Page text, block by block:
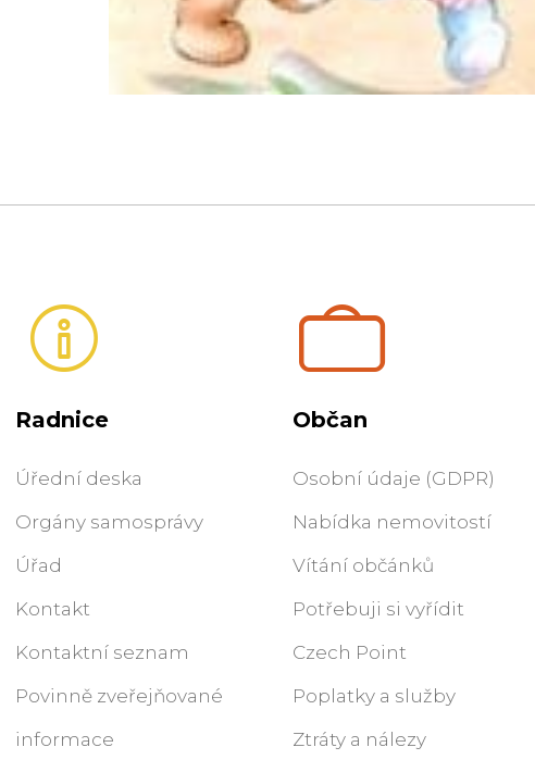
Radnice
Úřední deska
Orgány samosprávy
Úřad
Kontakt
Kontaktní seznam
Povinně zveřejňované
informace
Občan
Osobní údaje (GDPR)
Nabídka nemovitostí
Vítání občánků
Potřebuji si vyřídit
Czech Point
Poplatky a služby
Ztráty a nálezy